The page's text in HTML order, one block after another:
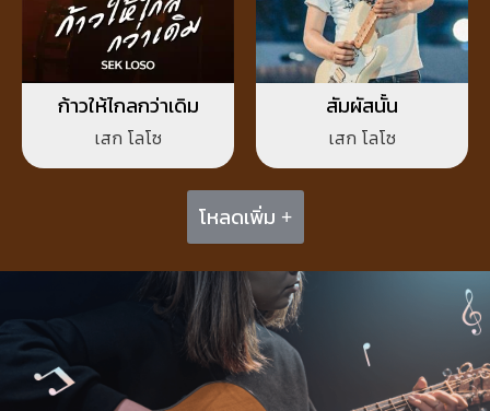
ก้าวให้ไกลกว่าเดิม
เสก โลโซ
สัมผัสนั้น
เสก โลโซ
โหลดเพิ่ม +